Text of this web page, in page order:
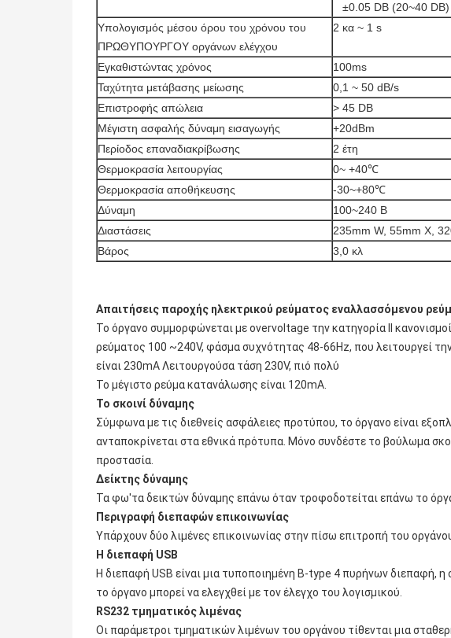
±0.05 DB (20~40 DB)
Υπολογισμός μέσου όρου του χρόνου του
ΠΡΩΘΥΠΟΥΡΓΟΥ οργάνων ελέγχου
2 κα ~ 1 s
Εγκαθιστώντας χρόνος
100ms
Ταχύτητα μετάβασης μείωσης
0,1 ~ 50 dB/s
Επιστροφής απώλεια
> 45 DB
Μέγιστη ασφαλής δύναμη εισαγωγής
+20dBm
Περίοδος επαναδιακρίβωσης
2 έτη
Θερμοκρασία λειτουργίας
0~ +40℃
Θερμοκρασία αποθήκευσης
-30~+80℃
Δύναμη
100~240 Β
Διαστάσεις
235mm W, 55mm Χ,
Βάρος
3,0 κλ
Απαιτήσεις παροχής ηλεκτρικού ρεύματος εναλλασσόμενου
Το όργανο συμμορφώνεται με overvoltage την κατηγορία ΙΙ
ρεύματος 100 ~240V, φάσμα συχνότητας 48-66Hz, που λειτουργεί
είναι 230mA Λειτουργούσα τάση 230V, πιό πολύ
Το μέγιστο ρεύμα κατανάλωσης είναι 120mA.
Το σκοινί δύναμης
Σύμφωνα με τις διεθνείς ασφάλειες προτύπου, το όργανο είναι
ανταποκρίνεται στα εθνικά πρότυπα. Μόνο συνδέστε το βούλωμα
προστασία.
Δείκτης δύναμης
Τα φω'τα δεικτών δύναμης επάνω όταν τροφοδοτείται επάνω το
Περιγραφή διεπαφών επικοινωνίας
Υπάρχουν δύο λιμένες επικοινωνίας στην πίσω επιτροπή του
Η διεπαφή USB
Η διεπαφή USB είναι μια τυποποιημένη B-type 4 πυρήνων διεπαφή, η
το όργανο μπορεί να ελεγχθεί με τον έλεγχο του λογισμικού.
RS232 τμηματικός λιμένας
Οι παράμετροι τμηματικών λιμένων του οργάνου τίθενται μια